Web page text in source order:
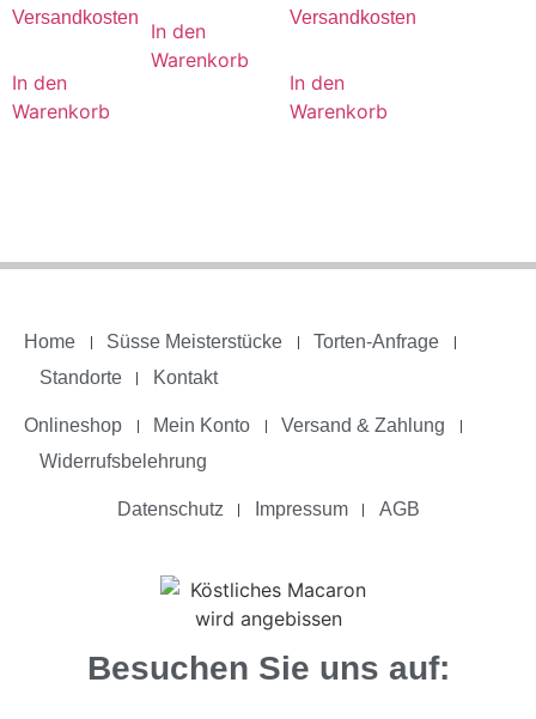
Versandkosten
In den
Warenkorb
In den
Warenkorb
Versandkosten
In den
Warenkorb
Home Süsse Meisterstücke
Torten-Anfrage
Standorte
Kontakt
Onlineshop Mein Konto
Versand & Zahlung
Widerrufsbelehrung
Datenschutz Impressum AGB
Besuchen Sie uns auf: